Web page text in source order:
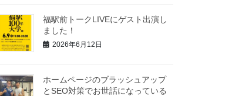
福駅前トークLIVEにゲスト出演し
ました！
2026年6月12日
ホームページのブラッシュアップ
とSEO対策でお世話になっている